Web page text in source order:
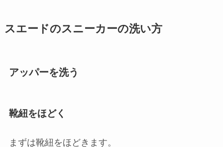
スエードのスニーカーの洗い方
アッパーを洗う
靴紐をほどく
まずは靴紐をほどきます。